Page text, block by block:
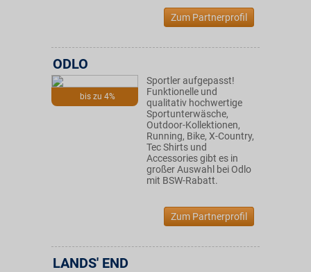
Zum Partnerprofil
bis zu 4%
ODLO
Sportler aufgepasst!
Funktionelle und
qualitativ hochwertige
Sportunterwäsche,
Outdoor-Kollektionen,
Running, Bike, X-Country,
Tec Shirts und
Accessories gibt es in
großer Auswahl bei Odlo
mit BSW-Rabatt.
Zum Partnerprofil
LANDS' END